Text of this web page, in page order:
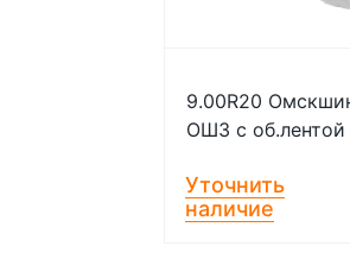
9.00R20
ОШЗ с об.лентой
Уточнить
наличие